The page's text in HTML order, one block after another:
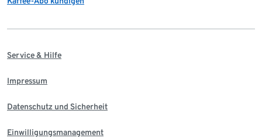
Service & Hilfe
Impressum
Datenschutz und Sicherheit
Einwilligungsmanagement